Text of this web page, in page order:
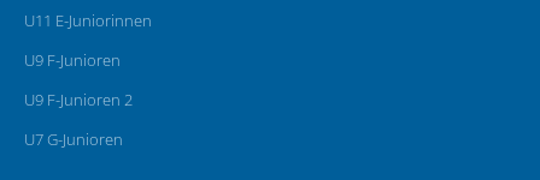
U11 E-Juniorinnen
U9 F-Junioren
U9 F-Junioren 2
U7 G-Junioren